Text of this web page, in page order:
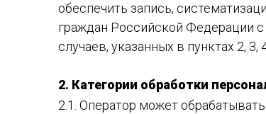
обеспечить запись,
граждан Российской Федерации
случаев, указанных в пунктах 2,
2. Категории обработки
2.1. Оператор может